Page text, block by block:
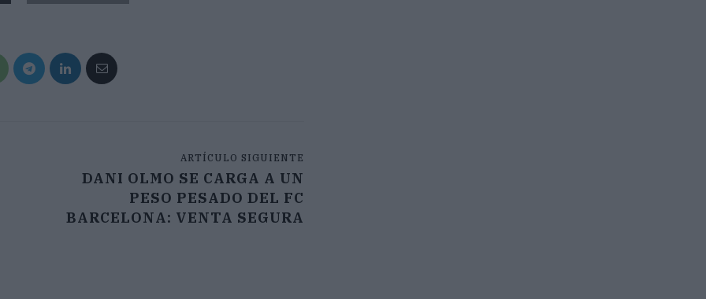
ARTÍCULO SIGUIENTE
DANI OLMO SE CARGA A UN
PESO PESADO DEL FC
BARCELONA: VENTA SEGURA